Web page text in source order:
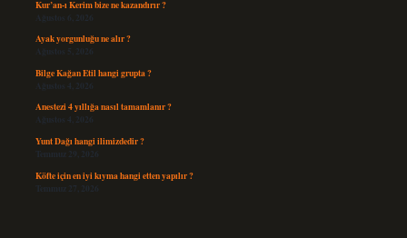
Kur’an-ı Kerim bize ne kazandırır ?
Ağustos 6, 2026
Ayak yorgunluğu ne alır ?
Ağustos 5, 2026
Bilge Kağan Etil hangi grupta ?
Ağustos 4, 2026
Anestezi 4 yıllığa nasıl tamamlanır ?
Ağustos 4, 2026
Yunt Dağı hangi ilimizdedir ?
Temmuz 29, 2026
Köfte için en iyi kıyma hangi etten yapılır ?
Temmuz 27, 2026